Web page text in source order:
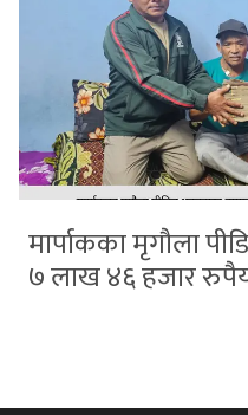
मार्पाकका मृगौला
७ लाख ४६ हजार